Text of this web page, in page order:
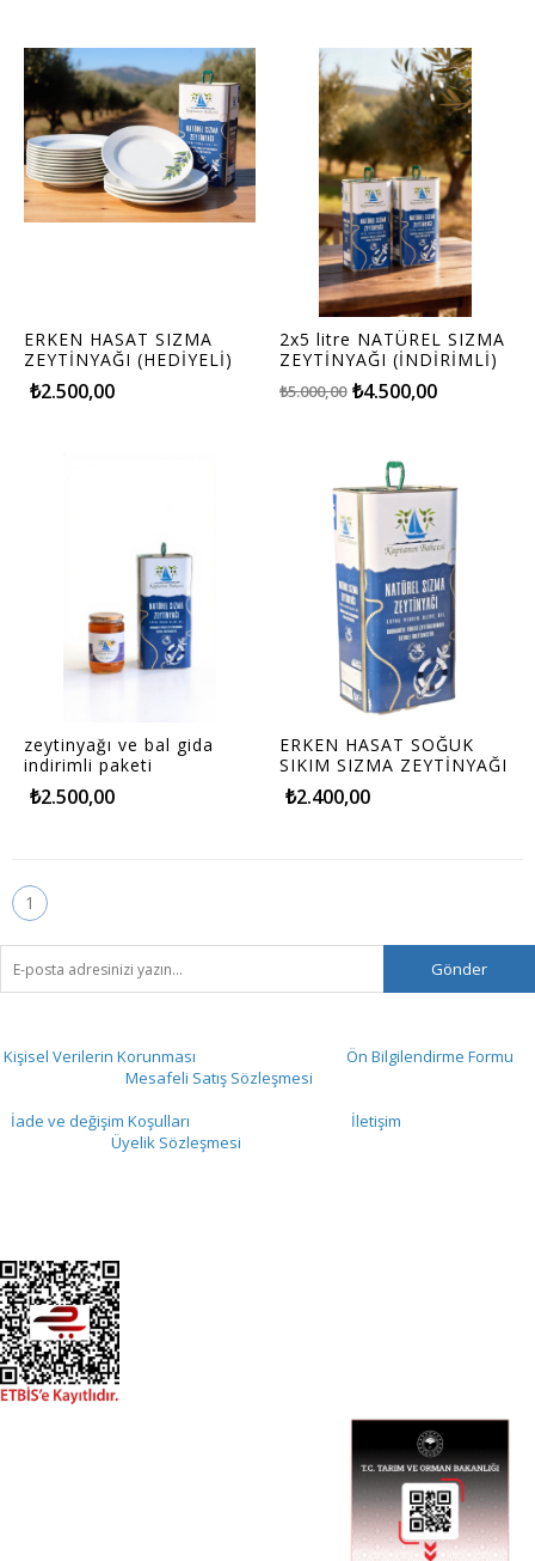
ERKEN HASAT SIZMA
ZEYTİNYAĞI (HEDİYELİ)
₺2.500,00
2x5 litre NATÜREL SIZMA
ZEYTİNYAĞI (İNDİRİMLİ)
₺4.500,00
₺5.000,00
zeytinyağı ve bal gida
indirimli paketi
₺2.500,00
ERKEN HASAT SOĞUK
SIKIM SIZMA ZEYTİNYAĞI
₺2.400,00
1
Gönder
Kişisel Verilerin Korunması
Ön Bilgilendirme Formu
Mesafeli Satış Sözleşmesi
İade ve değişim Koşulları
İletişim
Üyelik Sözleşmesi